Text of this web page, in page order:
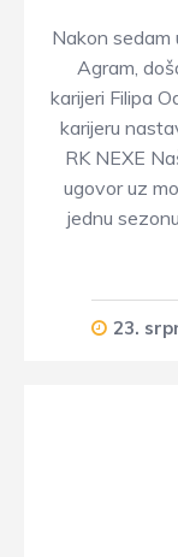
Nakon sedam
Agram,
karijeri Filipa
karijeru
RK NEXE
ugovor uz
jednu
23.